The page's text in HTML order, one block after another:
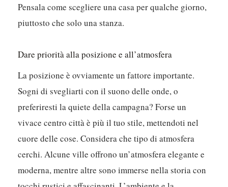
Pensala come scegliere una casa per qualche giorno,
piuttosto che solo una stanza.
Dare priorità alla posizione e all’atmosfera
La posizione è ovviamente un fattore importante.
Sogni di svegliarti con il suono delle onde, o
preferiresti la quiete della campagna? Forse un
vivace centro città è più il tuo stile, mettendoti nel
cuore delle cose. Considera che tipo di atmosfera
cerchi. Alcune ville offrono un’atmosfera elegante e
moderna, mentre altre sono immerse nella storia con